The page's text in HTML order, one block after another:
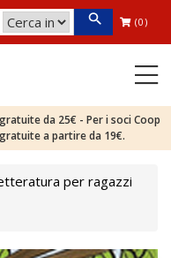
(0)
da 25€ - Per i soci Coop
a partire da 19€.
per ragazzi